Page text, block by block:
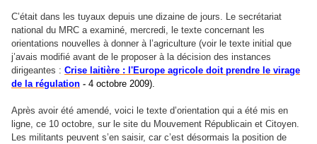
C’était dans les tuyaux depuis une dizaine de jours. Le secrétariat
national du MRC a examiné, mercredi, le texte concernant les
orientations nouvelles à donner à l’agriculture (voir le texte initial que
j’avais modifié avant de le proposer à la décision des instances
dirigeantes : Crise laitière : l'Europe agricole doit prendre le virage
de la régulation - 4 octobre 2009).
Après avoir été amendé, voici le texte d’orientation qui a été mis en
ligne, ce 10 octobre, sur le site du Mouvement Républicain et Citoyen.
Les militants peuvent s’en saisir, car c’est désormais la position de